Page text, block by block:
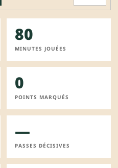
80
MINUTES JOUÉES
0
POINTS MARQUÉS
—
PASSES DÉCISIVES